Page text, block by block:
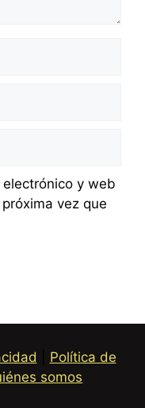
y web
vez que
Política de
somos